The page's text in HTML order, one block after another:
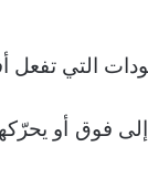
التي تفعل
فوق أو